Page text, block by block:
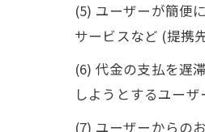
(5) ユーザーが簡便
サービスなど (提携
(6) 代金の支払を遅
しようとするユー
(7) ユーザーからの